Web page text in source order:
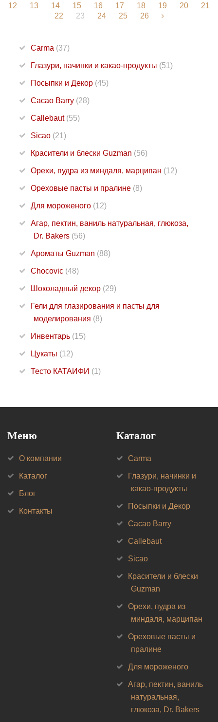
12
13 14 15 16 17 18 19 20
21
22
23 24 25 26
Carma (37)
Глазури, начинки и какао-продукты (51)
Посыпки и Декор (45)
Cacao Barry (28)
Callebaut (55)
Sicao (21)
Красители и блески Guzman (56)
Орехи, пудра из миндаля, марципан (12)
Ореховые пасты и пралине (8)
Для мороженого (12)
Агар, пектин, ваниль натуральная, глюкоза,
Dr. Bakers (56)
Ароматы Guzman (88)
Chocovic (48)
Шоколадный декор (29)
Гели для глазирования и пасты для
моделирования (8)
Инвентарь (15)
Цукаты (12)
Тесто КАТАИФИ (1)
Меню
О компании
Каталог
Блог
Контакты
Каталог
Carma
Глазури, начинки и
какао-продукты
Посыпки и Декор
Cacao Barry
Callebaut
Sicao
Красители и блески
Guzman
Орехи, пудра из
миндаля, марципан
Ореховые пасты и
пралине
Для мороженого
Агар, пектин, ваниль
натуральная,
глюкоза, Dr. Bakers